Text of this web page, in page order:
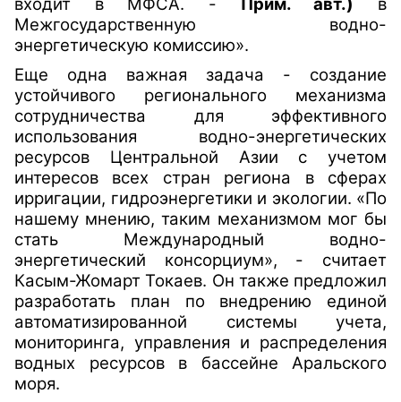
Межгосударственную водно-
энергетическую комиссию».
Еще одна важная задача - создание
устойчивого регионального механизма
сотрудничества для эффективного
использования водно-энергетических
ресурсов Центральной Азии с учетом
интересов всех стран региона в сферах
ирригации, гидроэнергетики и экологии. «По
нашему мнению, таким механизмом мог бы
стать Международный водно-
энергетический консорциум», - считает
Касым-Жомарт Токаев. Он также предложил
разработать план по внедрению единой
автоматизированной системы учета,
мониторинга, управления и распределения
водных ресурсов в бассейне Аральского
моря.